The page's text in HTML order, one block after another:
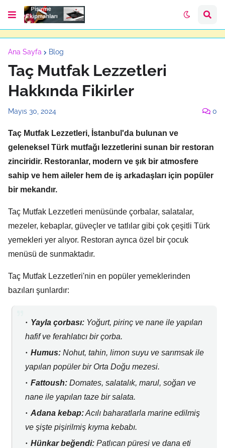
Ana Sayfa Blog
Taç Mutfak Lezzetleri
Hakkında Fikirler
Mayıs 30, 2024 0
Taç Mutfak Lezzetleri, İstanbul'da bulunan ve
geleneksel Türk mutfağı lezzetlerini sunan bir restoran
zinciridir. Restoranlar, modern ve şık bir atmosfere
sahip ve hem aileler hem de iş arkadaşları için popüler
bir mekandır.
Taç Mutfak Lezzetleri menüsünde çorbalar, salatalar,
mezeler, kebaplar, güveçler ve tatlılar gibi çok çeşitli Türk
yemekleri yer alıyor. Restoran ayrıca özel bir çocuk
menüsü de sunmaktadır.
Taç Mutfak Lezzetleri'nin en popüler yemeklerinden
bazıları şunlardır:
Yayla çorbası:Yoğurt, pirinç ve nane ile yapılan
hafif ve ferahlatıcı bir çorba.
Humus:Nohut, tahin, limon suyu ve sarımsak ile
yapılan popüler bir Orta Doğu mezesi.
Fattoush:Domates, salatalık, marul, soğan ve
nane ile yapılan taze bir salata.
Adana kebap:Acılı baharatlarla marine edilmiş
ve şişte pişirilmiş kıyma kebabı.
Hünkar beğendi:Patlıcan püresi ve dana eti